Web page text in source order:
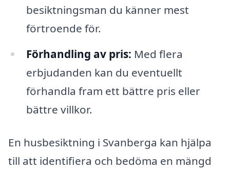
besiktningsman du känner mest
förtroende för.
Förhandling av pris: Med flera
erbjudanden kan du eventuellt
förhandla fram ett bättre pris eller
bättre villkor.
En husbesiktning i Svanberga kan hjälpa
till att identifiera och bedöma en mängd